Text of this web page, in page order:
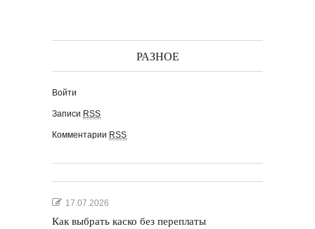
РАЗНОЕ
Войти
Записи RSS
Комментарии RSS
17.07.2026
Как выбрать каско без переплаты